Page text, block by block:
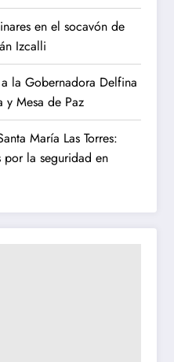
en el socavón de
Izcalli
la Gobernadora Delfina
y Mesa de Paz
María Las Torres:
la seguridad en